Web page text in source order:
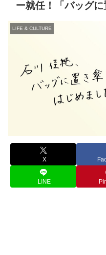
ー就任！「バッグ
LIFE & CULTURE
X
LINE